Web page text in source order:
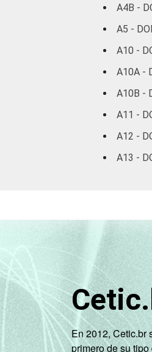
SOCIAL
Fonte:
A4B -
A5 -
A10 -
A10A -
A10B -
A11 -
A12 -
A13 -
En 2012, Cetic.br
primero de su